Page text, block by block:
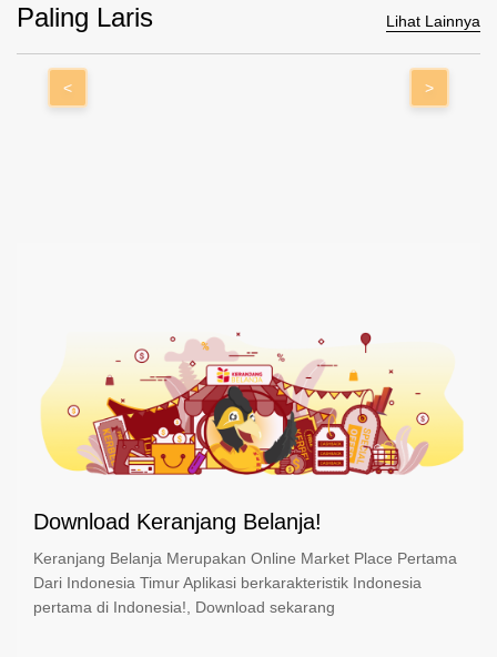
Paling Laris Lihat Lainnya
< >
Download Keranjang Belanja!
Keranjang Belanja Merupakan Online Market Place Pertama
Dari Indonesia Timur Aplikasi berkarakteristik Indonesia
pertama di Indonesia!, Download sekarang